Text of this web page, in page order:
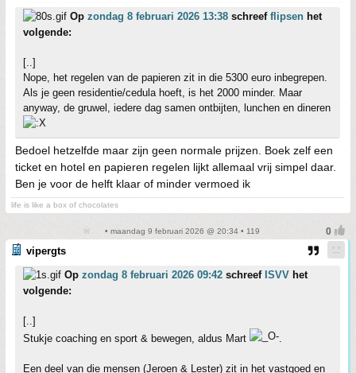
Op zondag 8 februari 2026 13:38 schreef flipsen het
volgende:
[..]
Nope, het regelen van de papieren zit in die 5300 euro inbegrepen.
Als je geen residentie/cedula hoeft, is het 2000 minder. Maar
anyway, de gruwel, iedere dag samen ontbijten, lunchen en dineren
Bedoel hetzelfde maar zijn geen normale prijzen. Boek zelf een
ticket en hotel en papieren regelen lijkt allemaal vrij simpel daar.
Ben je voor de helft klaar of minder vermoed ik
life is like a box of chocolates
• maandag 9 februari 2026 @ 20:34 • 119
vipergts
Op zondag 8 februari 2026 09:42 schreef ISVV het
volgende:
[..]
Stukje coaching en sport & bewegen, aldus Mart
.
Een deel van die mensen (Jeroen & Lester) zit in het vastgoed en